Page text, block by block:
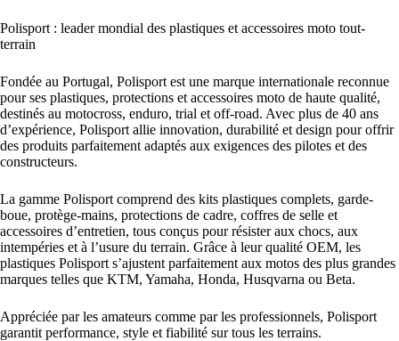
Polisport : leader mondial des plastiques et accessoires moto tout-
terrain
Fondée au Portugal, Polisport est une marque internationale reconnue
pour ses plastiques, protections et accessoires moto de haute qualité,
destinés au motocross, enduro, trial et off-road. Avec plus de 40 ans
d’expérience, Polisport allie innovation, durabilité et design pour offrir
des produits parfaitement adaptés aux exigences des pilotes et des
constructeurs.
La gamme Polisport comprend des kits plastiques complets, garde-
boue, protège-mains, protections de cadre, coffres de selle et
accessoires d’entretien, tous conçus pour résister aux chocs, aux
intempéries et à l’usure du terrain. Grâce à leur qualité OEM, les
plastiques Polisport s’ajustent parfaitement aux motos des plus grandes
marques telles que KTM, Yamaha, Honda, Husqvarna ou Beta.
Appréciée par les amateurs comme par les professionnels, Polisport
garantit performance, style et fiabilité sur tous les terrains.